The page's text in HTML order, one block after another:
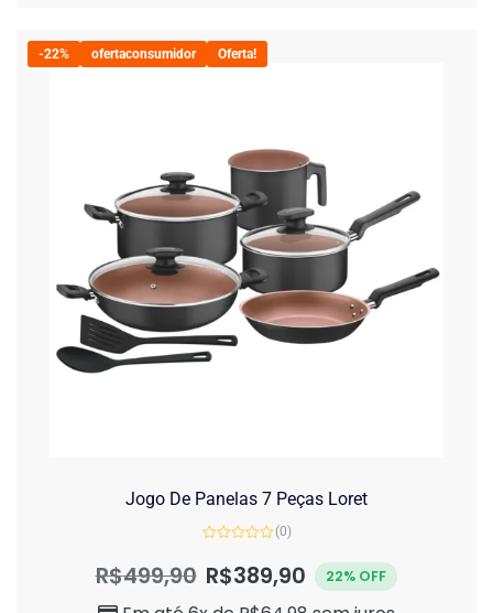
-22% ofertaconsumidor Oferta!
Jogo De Panelas 7 Peças Loret
de
(0)
R$499,90 R$389,90 22% OFF